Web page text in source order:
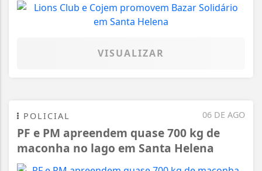
VISUALIZAR
06 DE AGO
POLICIAL
PF e PM apreendem quase 700 kg de
maconha no lago em Santa Helena